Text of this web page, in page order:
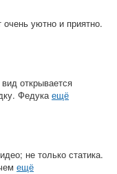
уютно и приятно.
открывается
Федука ещё
не только статика.
ещё